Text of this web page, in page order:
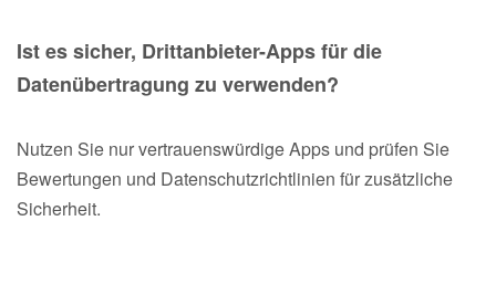
Ist es sicher, Drittanbieter-Apps für die
Datenübertragung zu verwenden?
Nutzen Sie nur vertrauenswürdige Apps und prüfen Sie
Bewertungen und Datenschutzrichtlinien für zusätzliche
Sicherheit.